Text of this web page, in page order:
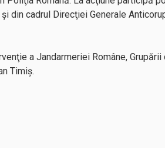
din cadrul Direcţiei Generale
a Jandarmeriei Române, Grupării
Timiş.